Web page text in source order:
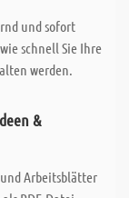
und sofort
schnell Sie Ihre
werden.
&
Arbeitsblätter